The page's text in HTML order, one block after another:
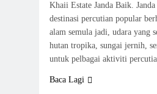
Khaii Estate Janda Baik.
destinasi percutian popular
alam semula jadi, udara yang
hutan tropika, sungai jernih,
untuk pelbagai aktiviti
Baca Lagi